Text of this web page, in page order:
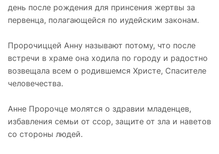
день после рождения для принсения жертвы за
первенца, полагающейся по иудейским законам.
Пророчиццей Анну называют потому, что после
встречи в храме она ходила по городу и радостно
возвещала всем о родившемся Христе, Спасителе
человечества.
Анне Пророчце молятся о здравии младенцев,
избавления семьи от ссор, защите от зла и наветов
со стороны людей.